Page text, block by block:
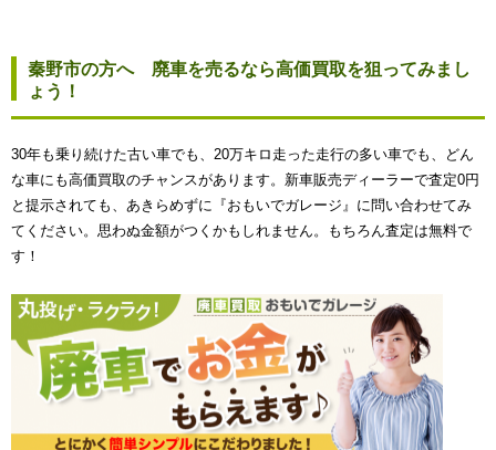
秦野市の方へ 廃車を売るなら高価買取を狙ってみまし
ょう！
30年も乗り続けた古い車でも、20万キロ走った走行の多い車でも、どん
な車にも高価買取のチャンスがあります。新車販売ディーラーで査定0円
と提示されても、あきらめずに『おもいでガレージ』に問い合わせてみ
てください。思わぬ金額がつくかもしれません。もちろん査定は無料で
す！